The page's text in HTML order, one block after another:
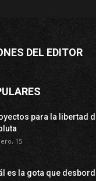
DEL EDITOR
para la libertad
15
es la gota que